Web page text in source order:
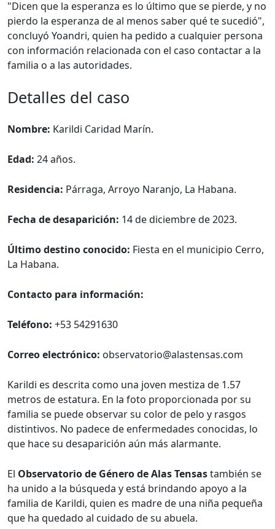
"Dicen que la esperanza es lo último que se pierde, y no
pierdo la esperanza de al menos saber qué te sucedió",
concluyó Yoandri, quien ha pedido a cualquier persona
con información relacionada con el caso contactar a la
familia o a las autoridades.
Detalles del caso
Nombre: Karildi Caridad Marín.
Edad: 24 años.
Residencia: Párraga, Arroyo Naranjo, La Habana.
Fecha de desaparición: 14 de diciembre de 2023.
Último destino conocido: Fiesta en el municipio Cerro,
La Habana.
Contacto para información:
Teléfono: +53 54291630
Correo electrónico: observatorio@alastensas.com
Karildi es descrita como una joven mestiza de 1.57
metros de estatura. En la foto proporcionada por su
familia se puede observar su color de pelo y rasgos
distintivos. No padece de enfermedades conocidas, lo
que hace su desaparición aún más alarmante.
El Observatorio de Género de Alas Tensastambién se
ha unido a la búsqueda y está brindando apoyo a la
familia de Karildi, quien es madre de una niña pequeña
que ha quedado al cuidado de su abuela.